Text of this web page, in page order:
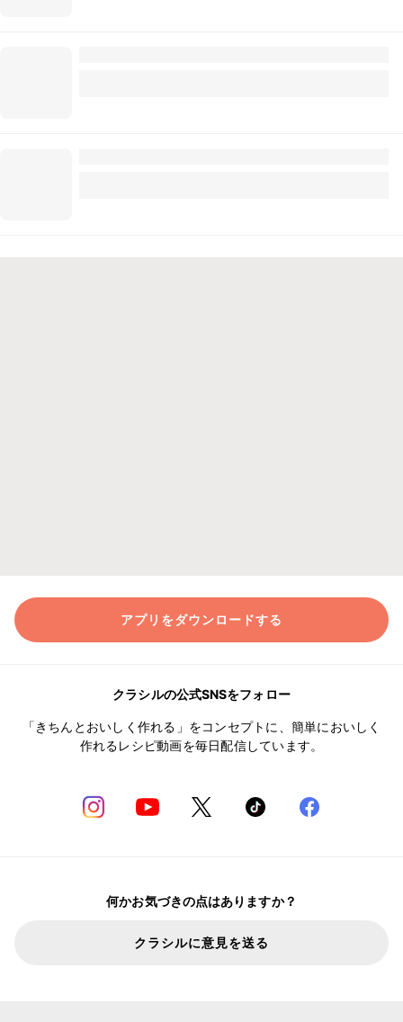
アプリをダウンロードする
クラシルの公式SNSをフォロー
「きちんとおいしく作れる」をコンセプトに、簡単においしく
作れるレシピ動画を毎日配信しています。
何かお気づきの点はありますか？
クラシルに意見を送る